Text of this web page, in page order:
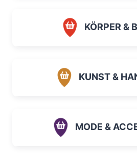
KÖRPER &
KUNST &
MODE &